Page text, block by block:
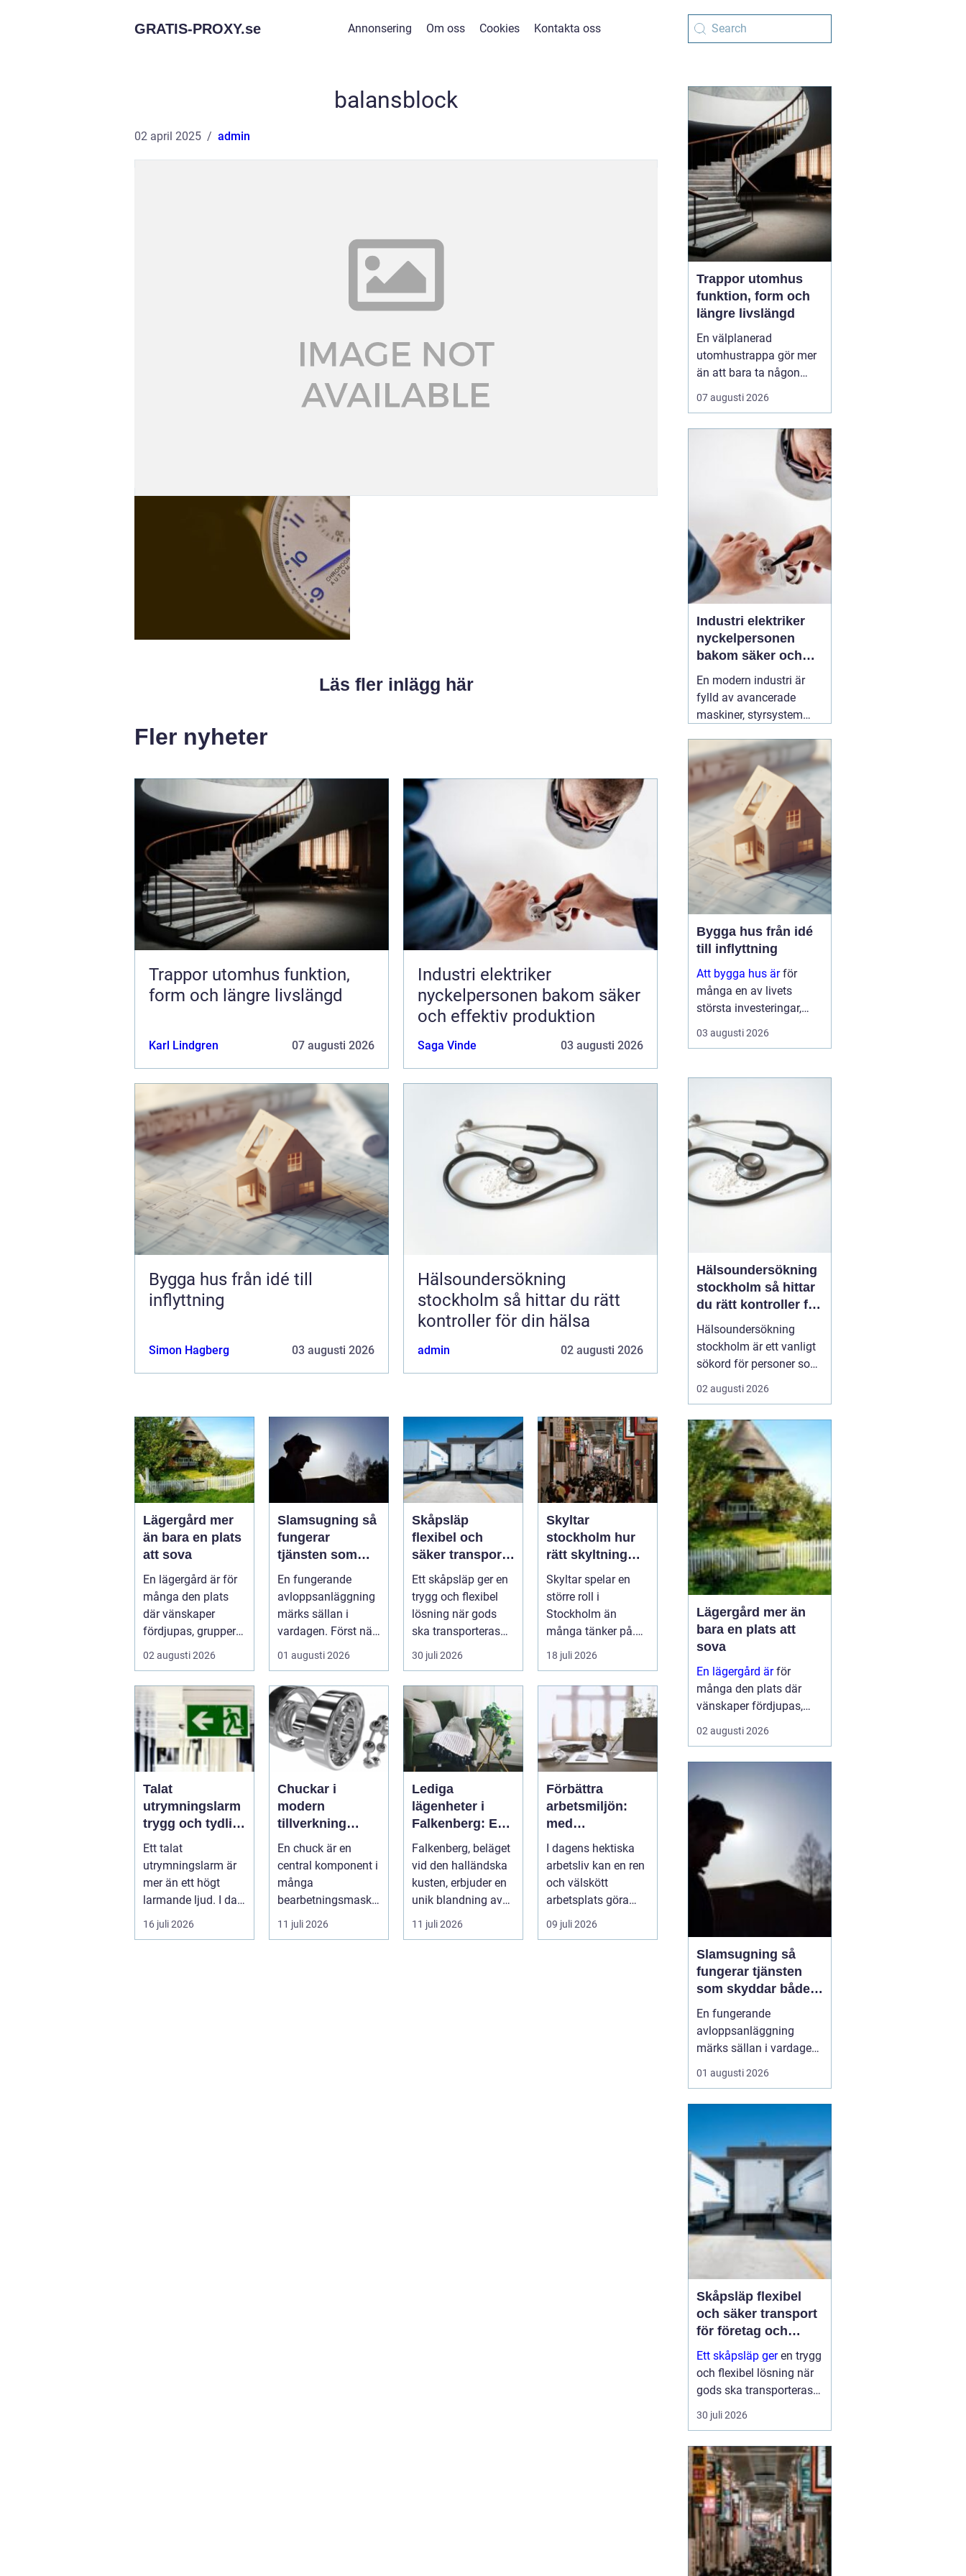
GRATIS-PROXY.se Annonsering Om oss Cookies Kontakta oss
balansblock
02 april 2025 admin
Läs fler inlägg här
Fler nyheter
Trappor utomhus funktion,
form och längre livslängd
Karl Lindgren 07 augusti 2026
Industri elektriker
nyckelpersonen bakom säker
och effektiv produktion
Saga Vinde 03 augusti 2026
Bygga hus från idé till
inflyttning
Simon Hagberg 03 augusti 2026
Hälsoundersökning
stockholm så hittar du rätt
kontroller för din hälsa
admin 02 augusti 2026
Lägergård mer
än bara en plats
att sova
En lägergård är för
många den plats
där vänskaper
fördjupas, grupper
formas och viktiga
samtal får t...
02 augusti 2026
Slamsugning så
fungerar
tjänsten som
skyddar både
hus och miljö
En fungerande
avloppsanläggning
märks sällan i
vardagen. Först när
brunnar svämmar
över, avlopp börj...
01 augusti 2026
Skåpsläp
flexibel och
säker transport
för företag och
privatpersoner
Ett skåpsläp ger en
trygg och flexibel
lösning när gods
ska transporteras
skyddat mot väder,
insyn o...
30 juli 2026
Skyltar
stockholm hur
rätt skyltning
stärker
varumärket i
stadsmiljön
Skyltar spelar en
större roll i
Stockholm än
många tänker på.
De guidar, lockar,
inspirerar och
skap...
18 juli 2026
Talat
utrymningslarm
trygg och tydlig
vägledning vid
Ett talat
utrymningslarm är
mer än ett högt
larmande ljud. I dag
spelar tydliga
röstmeddelanden
16 juli 2026
Chuckar i
modern
tillverkning
funktion,
precision och
smarta val
En chuck är en
central komponent i
många
bearbetningsmaski
ner. Den håller fast
ämnet eller
11 juli 2026
Lediga
lägenheter i
Falkenberg: En
guide till rätt
bostad för dig
Falkenberg, beläget
vid den halländska
kusten, erbjuder en
unik blandning av
naturskö...
11 juli 2026
Förbättra
arbetsmiljön:
med
kontorsstädning
i Stockholm
I dagens hektiska
arbetsliv kan en ren
och välskött
arbetsplats göra
underverk fö...
09 juli 2026
Trappor utomhus
funktion, form och
längre livslängd
En välplanerad
utomhustrappa gör mer
än att bara ta någon
från punkt A till B. Den
binder ihop
entrén och påverkar hur
huset upplevs varje dag.
Samtidigt måste den
tåla regn, snö, frost och
temperaturskiftningar år
efte...
07 augusti 2026
Industri elektriker
nyckelpersonen
bakom säker och
effektiv produktion
En modern industri är
fylld av avancerade
maskiner, styrsystem
elnätet. För att allt ska
fungera tryggt, effektivt
och utan oväntade stopp
behövs en specialist
som förstår både
elteknik och
produktionens krav. Här
03 augusti 2026
Bygga hus från idé
till inflyttning
Att bygga hus ärför
många en av livets
största investeringar,
både känslomässigt och
ekonomiskt. Drömmen
ofta fram under lång tid,
skiss till inflyttn...
03 augusti 2026
Hälsoundersökning
stockholm så hittar
du rätt kontroller för
din hälsa
Hälsoundersökning
stockholm är ett vanligt
sökord för personer som
vill få en tydlig bild av
sitt hälsoläge, upptäcka
medicinsk vägledning.
Många har en aktiv
vardag, ett krävande
jobb och begränsat med
tid, men vill ändå h...
02 augusti 2026
Lägergård mer än
bara en plats att
sova
En lägergård ärför
många den plats där
vänskaper fördjupas,
grupper formas och
viktiga samtal får tid och
konfirmationsläger,
föreningshelg, skolresa
eller konferens med
övernattning, ...
02 augusti 2026
Slamsugning så
fungerar tjänsten
som skyddar både
hus och miljö
En fungerande
avloppsanläggning
märks sällan i vardagen.
Först när brunnar
svämmar över, avlopp
problemen tydliga. En av
de viktigaste åtgärderna
för att undvika sådana
situationer är
slamsugning en t...
01 augusti 2026
Skåpsläp flexibel
och säker transport
för företag och
privatpersoner
Ett skåpsläp geren trygg
och flexibel lösning när
gods ska transporteras
skyddat mot väder, insyn
och stöld. Tack vare de
låsbara konstruktionen
fungerar det som ett
rulland...
30 juli 2026